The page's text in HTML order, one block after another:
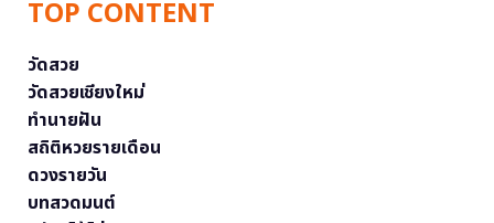
TOP CONTENT
วัดสวย
วัดสวยเชียงใหม่
ทำนายฝัน
สถิติหวยรายเดือน
ดวงรายวัน
บทสวดมนต์